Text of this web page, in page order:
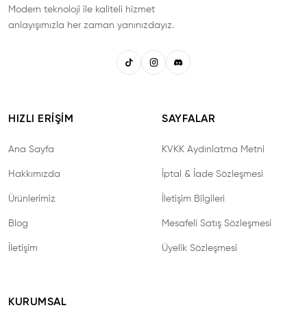
Modern teknoloji ile kaliteli hizmet
anlayışımızla her zaman yanınızdayız.
HIZLI ERIŞIM
Ana Sayfa
Hakkımızda
Ürünlerimiz
Blog
İletişim
SAYFALAR
KVKK Aydınlatma Metni
İptal & İade Sözleşmesi
İletişim Bilgileri
Mesafeli Satış Sözleşmesi
Üyelik Sözleşmesi
KURUMSAL